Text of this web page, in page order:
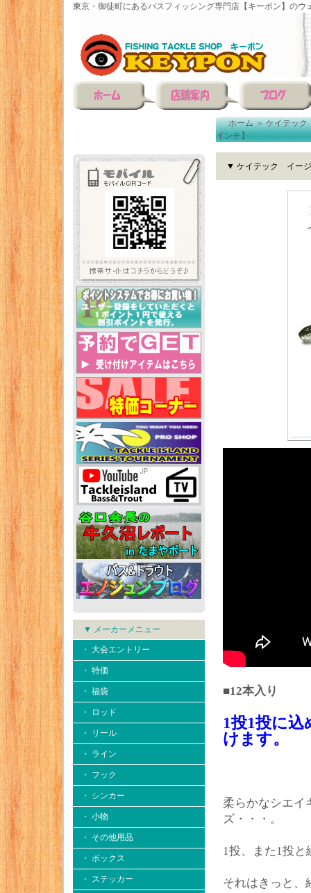
東京・御徒町にあるバスフィッシング専門店【キーポン】のウ
▼ メーカーメニュー
・ 大会エントリー
・ 特価
・ 福袋
・ ロッド
・ リール
・ ライン
・ フック
・ シンカー
・ 小物
・ その他用品
・ ボックス
・ ステッカー
ホーム＞ケイテック
インチ】
▼ ケイテック イージ
■12本入り
1投1投に
けます。
柔らかなシエイ
ズ・・・。
1投、また1投
それはきっと、